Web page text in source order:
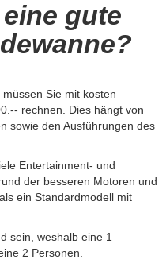
gute
Sie mit kosten
rechnen. Dies hängt von
sowie den Ausführungen des
Entertainment- und
der besseren Motoren und
ein Standardmodell mit
sein, weshalb eine 1
2 Personen.